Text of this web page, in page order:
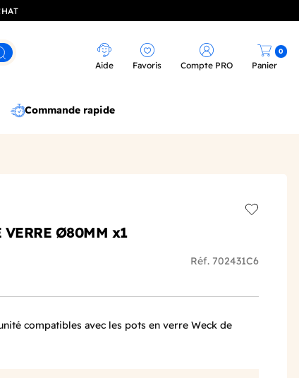
Aide Favoris Compte PRO Panier
0
Commande rapide
VERRE Ø80MM x1
Réf. 702431C6
compatibles avec les pots en verre Weck de